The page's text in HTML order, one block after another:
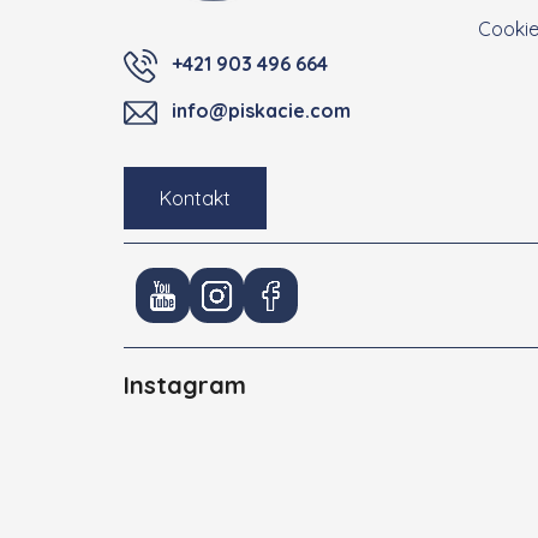
+421 903 496 664
info@piskacie.com
Kontakt
Instagram